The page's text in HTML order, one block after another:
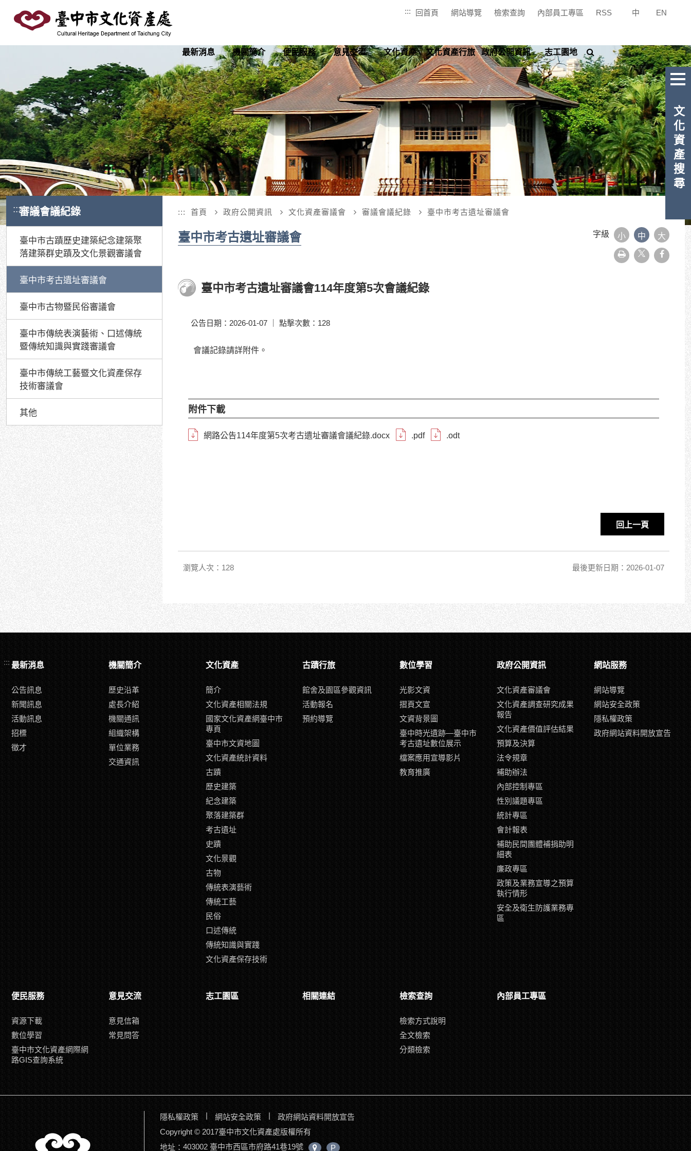
要
塊
::: 回首頁 網站導覽 檢索查詢 內部員工專區 RSS 中 EN
最新消息 機關簡介 便民服務 意見交流 文化資產 文化資產行旅 政府公開資訊 志工園地
尋
:::審議會議紀錄
臺中市古蹟歷史建築紀念建築聚
落建築群史蹟及文化景觀審議會
臺中市考古遺址審議會
臺中市古物暨民俗審議會
臺中市傳統表演藝術、口述傳統
暨傳統知識與實踐審議會
臺中市傳統工藝暨文化資產保存
技術審議會
其他
::: 首頁 政府公開資訊 文化資產審議會 審議會議紀錄 臺中市考古遺址審議會
臺中市考古遺址審議會 字級 小 中 大
友
善
臺中市考古遺址審議會114年度第5次會議紀錄
公告日期：2026-01-07 ｜ 點擊次數：128
會議記錄請詳附件。
附件下載
網路公告114年度第5次考古遺址審議會議紀錄.docx .pdf .odt
回上一頁
瀏覽人次：128 最後更新日期：2026-01-07
::: 最新消息
公告訊息
新聞訊息
活動訊息
招標
徵才
機關簡介
歷史沿革
處長介紹
機關通訊
組織架構
單位業務
交通資訊
文化資產
簡介
文化資產相關法規
國家文化資產網臺中市
專頁
臺中市文資地圖
文化資產統計資料
古蹟
歷史建築
紀念建築
聚落建築群
考古遺址
史蹟
文化景觀
古物
傳統表演藝術
傳統工藝
民俗
口述傳統
傳統知識與實踐
文化資產保存技術
古蹟行旅
館舍及園區參觀資訊
活動報名
預約導覽
數位學習
光影文資
摺頁文宣
文資背景圖
臺中時光遺跡—臺中市
考古遺址數位展示
檔案應用宣導影片
教育推廣
政府公開資訊
文化資產審議會
文化資產調查研究成果
報告
文化資產價值評估結果
預算及決算
法令規章
補助辦法
內部控制專區
性別議題專區
統計專區
會計報表
補助民間團體補捐助明
細表
廉政專區
政策及業務宣導之預算
執行情形
安全及衛生防護業務專
區
網站服務
網站導覽
網站安全政策
隱私權政策
政府網站資料開放宣告
便民服務
資源下載
數位學習
臺中市文化資產網際網
路GIS查詢系統
意見交流
意見信箱
常見問答
志工園區 相關連結 檢索查詢
檢索方式說明
全文檢索
分類檢索
內部員工專區
隱私權政策 網站安全政策
政府網站資料開放宣告
Copyright © 2017臺中市文化資產處版權所有
地址： 403002 臺中市西區市府路41巷19號
中 P
文化資產搜尋